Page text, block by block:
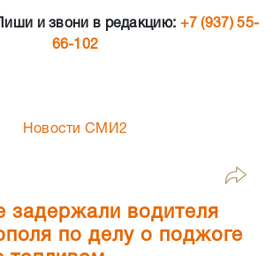
и звони в редакцию: +7 (937) 55-
66-102
Новости СМИ2
задержали водителя
по делу о поджоге